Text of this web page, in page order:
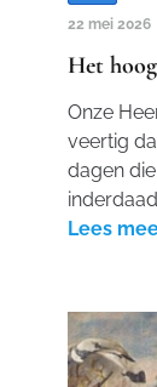
22 mei 2026
Het
Onze
veertig
dagen
Lees